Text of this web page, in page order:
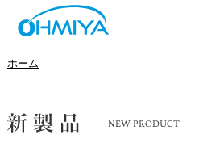
ホーム